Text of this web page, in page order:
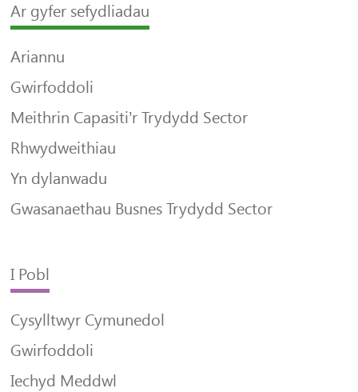
Ar gyfer sefydliadau
Ariannu
Gwirfoddoli
Meithrin Capasiti’r Trydydd Sector
Rhwydweithiau
Yn dylanwadu
Gwasanaethau Busnes Trydydd Sector
I Pobl
Cysylltwyr Cymunedol
Gwirfoddoli
Iechyd Meddwl